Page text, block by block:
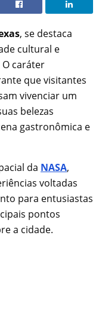
, se destaca
cultural e
caráter
que visitantes
vivenciar um
belezas
gastronômica e
da NASA,
voltadas
para entusiastas
pontos
a cidade.